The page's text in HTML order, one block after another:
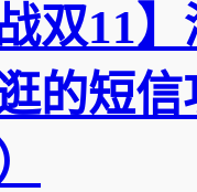
战双11
的短